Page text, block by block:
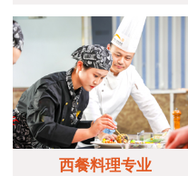
西餐料理专业